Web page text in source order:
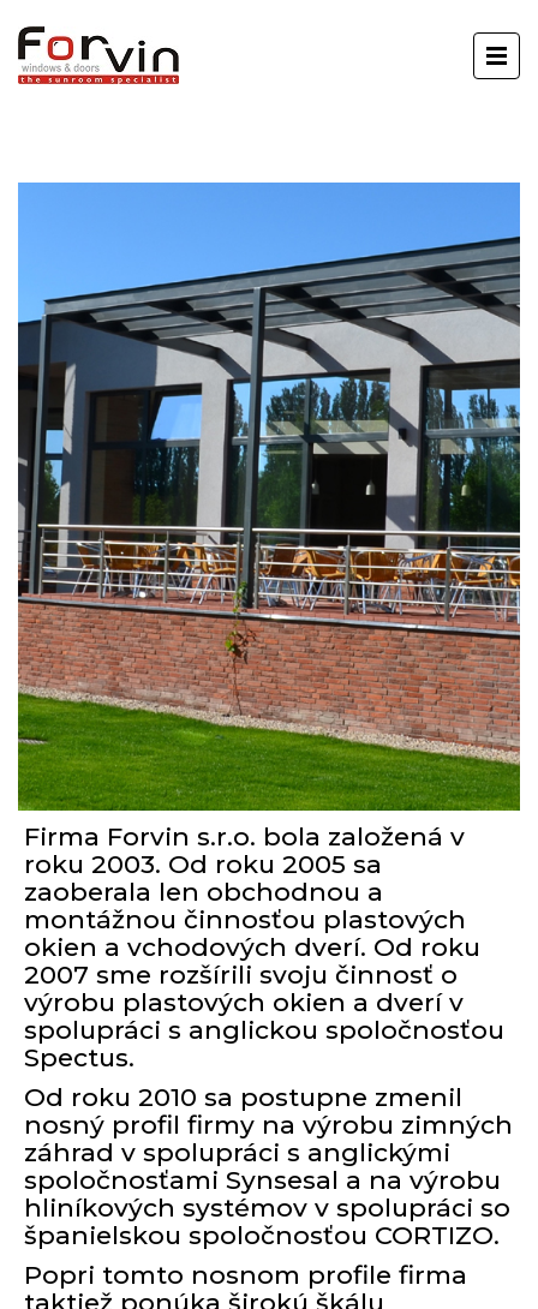
Firma Forvin s.r.o. bola založená v
roku 2003. Od roku 2005 sa
zaoberala len obchodnou a
montážnou činnosťou plastových
okien a vchodových dverí. Od roku
2007 sme rozšírili svoju činnosť o
výrobu plastových okien a dverí v
spolupráci s anglickou spoločnosťou
Spectus.
Od roku 2010 sa postupne zmenil
nosný profil firmy na výrobu zimných
záhrad v spolupráci s anglickými
spoločnosťami Synsesal a na výrobu
hliníkových systémov v spolupráci so
španielskou spoločnosťou CORTIZO.
Popri tomto nosnom profile firma
taktiež ponúka širokú škálu